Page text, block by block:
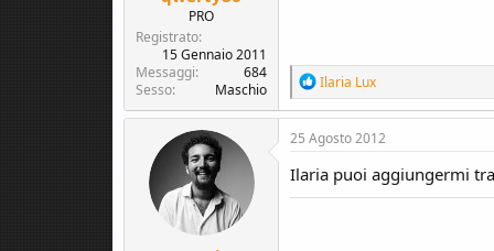
PRO
Registrato
15 Gennaio 2011
Messaggi
684
Sesso
Maschio
R
e
a
c
t
i
o
n
Ilaria Lux
25 Agosto 2012
Ilaria puoi aggiungermi